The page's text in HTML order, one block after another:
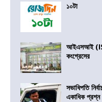
১০টা
আইএসআই
কংগ্রেসের
সভাধিপতি
একাধিক প্রশ্ন